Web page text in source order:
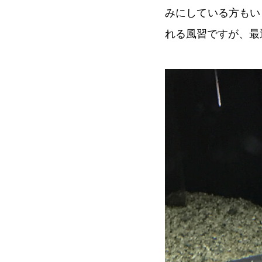
みにしている方も
れる風習ですが、